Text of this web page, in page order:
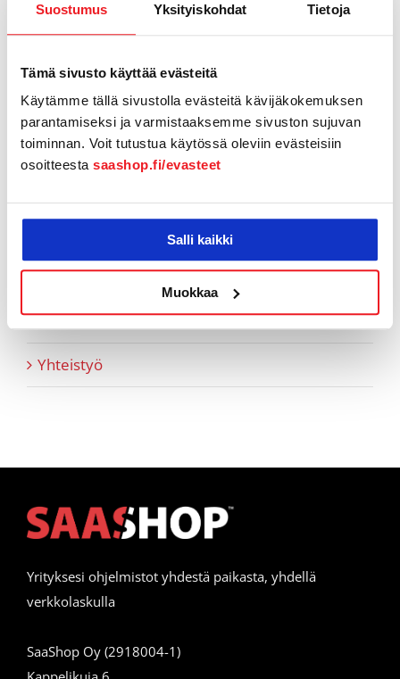
Suostumus Yksityiskohdat Tietoja
Tämä sivusto käyttää evästeitä
Käytämme tällä sivustolla evästeitä kävijäkokemuksen
parantamiseksi ja varmistaaksemme sivuston sujuvan
toiminnan. Voit tutustua käytössä oleviin evästeisiin
osoitteesta saashop.fi/evasteet
Salli kaikki
Muokkaa
Pipedrive
SaaS-aiheiset artikkelit
SaaShop tuotteet & uutiset
Vapaamuotoiset tarinoinnit
Webinaaritallenteet
Yhteistyö
Yrityksesi ohjelmistot yhdestä paikasta, yhdellä
verkkolaskulla
SaaShop Oy (2918004-1)